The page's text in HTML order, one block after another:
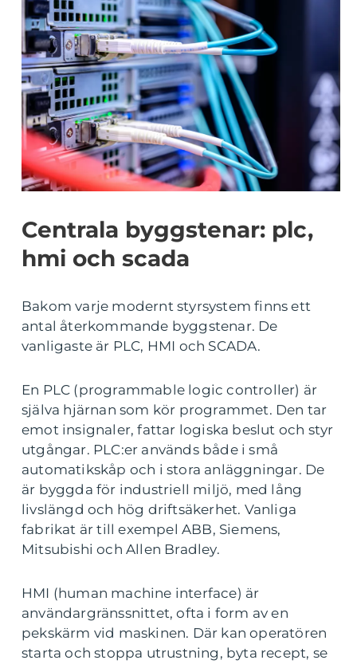
Centrala byggstenar: plc,
hmi och scada
Bakom varje modernt styrsystem finns ett
antal återkommande byggstenar. De
vanligaste är PLC, HMI och SCADA.
En PLC (programmable logic controller) är
själva hjärnan som kör programmet. Den tar
emot insignaler, fattar logiska beslut och styr
utgångar. PLC:er används både i små
automatikskåp och i stora anläggningar. De
är byggda för industriell miljö, med lång
livslängd och hög driftsäkerhet. Vanliga
fabrikat är till exempel ABB, Siemens,
Mitsubishi och Allen Bradley.
HMI (human machine interface) är
användargränssnittet, ofta i form av en
pekskärm vid maskinen. Där kan operatören
starta och stoppa utrustning, byta recept, se